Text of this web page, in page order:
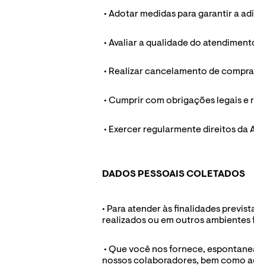
• Adotar medidas para garantir a
• Avaliar a qualidade do
• Realizar cancelamento de
• Cumprir com obrigações legais
• Exercer regularmente direitos da
DADOS PESSOAIS COLETADOS
• Para atender às finalidades
realizados ou em outros
• Que você nos fornece,
nossos colaboradores, bem como